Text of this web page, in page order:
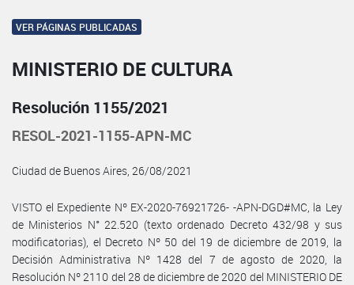
VER PÁGINAS PUBLICADAS
MINISTERIO DE CULTURA
Resolución 1155/2021
RESOL-2021-1155-APN-MC
Ciudad de Buenos Aires, 26/08/2021
VISTO el Expediente Nº EX-2020-76921726- -APN-DGD#MC, la Ley
de Ministerios N° 22.520 (texto ordenado Decreto 432/98 y sus
modificatorias), el Decreto Nº 50 del 19 de diciembre de 2019, la
Decisión Administrativa Nº 1428 del 7 de agosto de 2020, la
Resolución Nº 2110 del 28 de diciembre de 2020 del MINISTERIO DE